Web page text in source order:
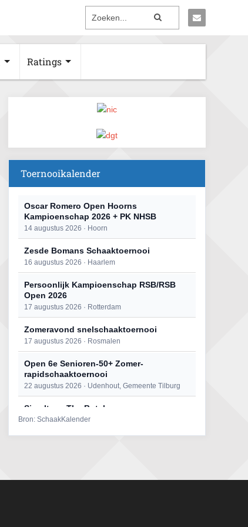
Ratings
Toernooikalender
Oscar Romero Open Hoorns
Kampioenschap 2026 + PK NHSB
14 augustus 2026 · Hoorn
Zesde Bomans Schaaktoernooi
16 augustus 2026 · Haarlem
Persoonlijk Kampioenschap RSB/RSB
Open 2026
17 augustus 2026 · Rotterdam
Zomeravond snelschaaktoernooi
17 augustus 2026 · Rosmalen
Open 6e Senioren-50+ Zomer-
rapidschaaktoernooi
22 augustus 2026 · Udenhout, Gemeente Tilburg
Simultaan The Butcher
22 augustus 2026 · Utrecht
Bron: SchaakKalender